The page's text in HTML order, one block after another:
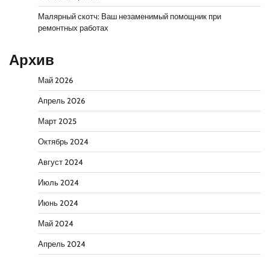
Малярный скотч: Ваш незаменимый помощник при
ремонтных работах
Архив
Май 2026
Апрель 2026
Март 2025
Октябрь 2024
Август 2024
Июль 2024
Июнь 2024
Май 2024
Апрель 2024